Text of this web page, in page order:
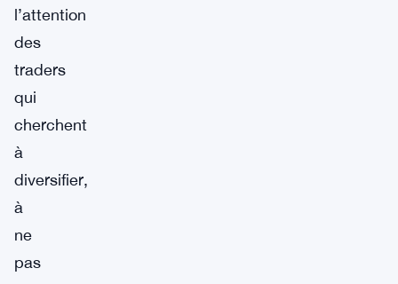
l’attention
des
traders
qui
cherchent
à
diversifier,
à
ne
pas